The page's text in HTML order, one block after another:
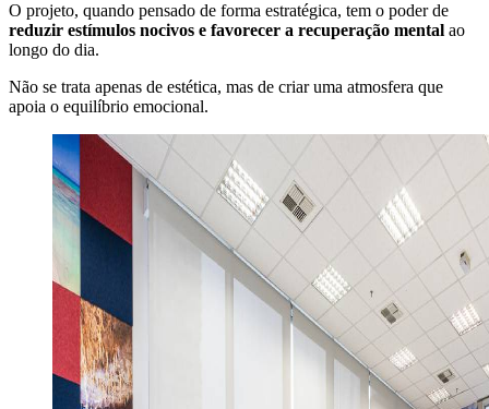
O projeto, quando pensado de forma estratégica, tem o poder de
reduzir estímulos nocivos e favorecer a recuperação mental ao
longo do dia.
Não se trata apenas de estética, mas de criar uma atmosfera que
apoia o equilíbrio emocional.